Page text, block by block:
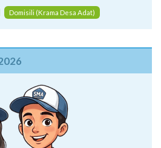
Domisili (Krama Desa Adat)